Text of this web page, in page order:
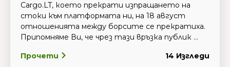
Cargo.LT, което прекрати изпращането на
стоки към платформата ни, на 18 август
отношенията между борсите се прекратиха.
Припомняме Ви, че чрез тази връзка публик ...
Прочети 14 Изгледи